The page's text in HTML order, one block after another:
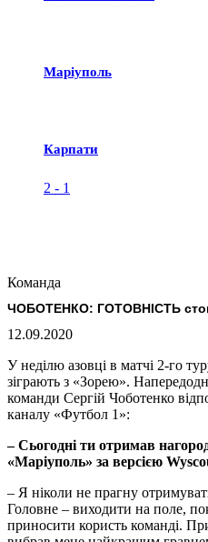
Маріуполь
Карпати
2 - 1
Команда
ЧОБОТЕНКО: ГОТОВНІСТЬ
12.09.2020
У неділю азовці в матчі 2-го
зіграють з «Зорею».
команди Сергій Чоботенко
каналу «Футбол 1»:
– Сьогодні ти отримав
«Маріуполь» за версією
– Я ніколи не прагну
Головне – виходити на поле,
приносити користь команді.